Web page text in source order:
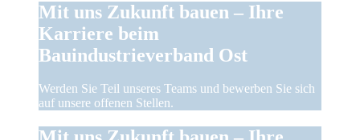
Mit uns Zukunft bauen – Ihre
Karriere beim
Bauindustrieverband Ost
Werden Sie Teil unseres Teams und bewerben Sie sich
auf unsere offenen Stellen.